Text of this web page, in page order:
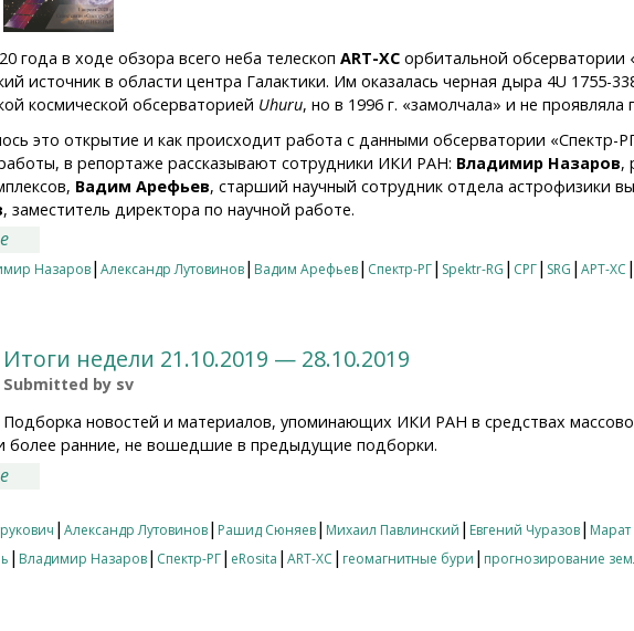
года в ходе обзора всего неба телескоп ART-XC орбитальной обсерватории
источник в области центра Галактики. Им оказалась черная дыра 4U 1755-
космической обсерваторией Uhuru, но в 1996 г. «замолчала» и не
это открытие и как происходит работа с данными обсерватории «Спектр-
в репортаже рассказывают сотрудники ИКИ РАН: Владимир Назаров,
Вадим Арефьев, старший научный сотрудник отдела астрофизики
, заместитель директора по научной работе.
Назаров| Александр Лутовинов| Вадим Арефьев| Спектр-РГ| Spektr-RG | СРГ| SRG | АРТ-ХС |
Итоги недели 21.10.2019 — 28.10.2019
Submitted by sv
Подборка новостей и материалов, упоминающих ИКИ РАН в средствах
более ранние, не вошедшие в предыдущие подборки.
| Александр Лутовинов| Рашид Сюняев| Михаил Павлинский | Евгений Чуразов|
| Владимир Назаров| Спектр-РГ| eRosita | ART-XC | геомагнитные бури | прогнозирование